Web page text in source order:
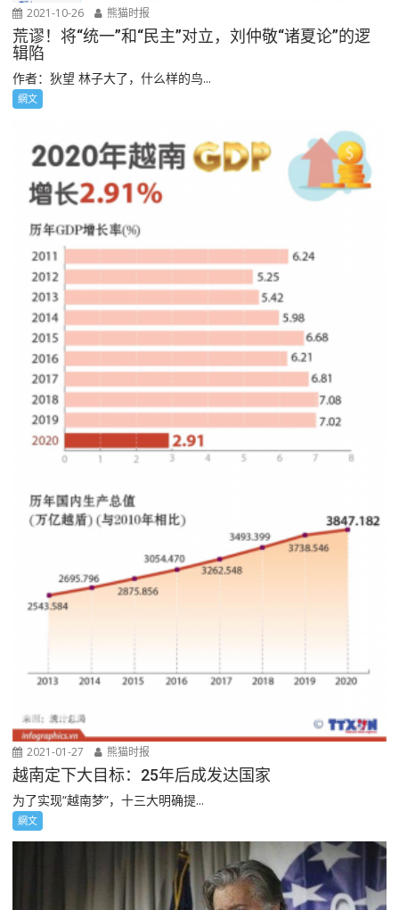
2021-10-26 熊猫时报
荒谬！将“统一”和“民主”对立，刘仲敬“诸夏论”的逻
辑陷
作者：狄望 林子大了，什么样的鸟...
網文
2021-01-27 熊猫时报
越南定下大目标：25年后成发达国家
为了实现“越南梦”，十三大明确提...
網文